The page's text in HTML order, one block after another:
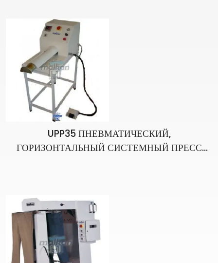
UPP35 ПНЕВМАТИЧЕСКИЙ,
ГОРИЗОНТАЛЬНЫЙ СИСТЕМНЫЙ ПРЕСС